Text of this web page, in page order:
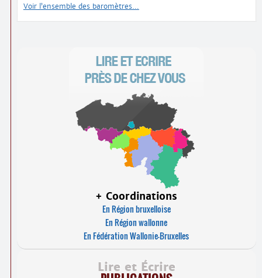
Voir l’ensemble des baromètres…
+ Coordinations
En Région bruxelloise
En Région wallonne
En Fédération Wallonie-Bruxelles
Lire et Écrire